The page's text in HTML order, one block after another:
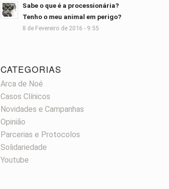
Sabe o que é a processionária?
Tenho o meu animal em perigo?
8 de Fevereiro de 2016 - 9:55
CATEGORIAS
Arca de Noé
Casos Clínicos
Novidades e Campanhas
Opinião
Parcerias e Protocolos
Solidariedade
Youtube